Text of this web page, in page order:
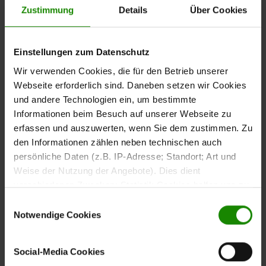
Zustimmung Details Über Cookies
Einstellungen zum Datenschutz
Wir verwenden Cookies, die für den Betrieb unserer
Webseite erforderlich sind. Daneben setzen wir Cookies
und andere Technologien ein, um bestimmte
Informationen beim Besuch auf unserer Webseite zu
erfassen und auszuwerten, wenn Sie dem zustimmen. Zu
den Informationen zählen neben technischen auch
persönliche Daten (z.B. IP-Adresse; Standort; Art und
Weise der Nutzung der Angebote). Dies dient
verschiedenen Zwecken: Statistik Cookies helfen uns zu
nutzen, indem sie Informationen sammeln und sie
anonymisiert für statistische Zwecke auszuwerten.
Marketing Cookies helfen uns, Ihnen personalisierte
Werbung anzuzeigen. Social-Media-Cookies ermöglichen
Notwendige Cookies
Social-Media Cookies
modernen und wohnlichen Gestaltung. Der
einladende Ausstrahlung und ergänzt unterschiedliche
Essbereiche harmonisch.
Dasanthrazitfarben pulverbeschichtete Metallgestell
bildet einen modernen Kontrast zum Stoffbezug und
sorgt gleichzeitig für Stabilität.
Mit ca.47 x 93 x 62 cm (BxHxT)
eignet sich der Stuhl für